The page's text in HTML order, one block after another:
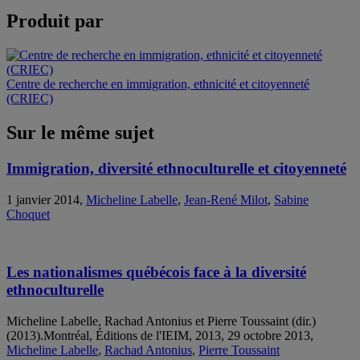
Produit par
Centre de recherche en immigration, ethnicité et citoyenneté
(CRIEC)
Sur le même sujet
Immigration, diversité ethnoculturelle et citoyenneté
1 janvier 2014, Micheline Labelle, Jean-René Milot, Sabine
Choquet
Les nationalismes québécois face à la diversité
ethnoculturelle
Micheline Labelle, Rachad Antonius et Pierre Toussaint (dir.)
(2013).Montréal, Éditions de l'IEIM, 2013, 29 octobre 2013,
Micheline Labelle, Rachad Antonius, Pierre Toussaint